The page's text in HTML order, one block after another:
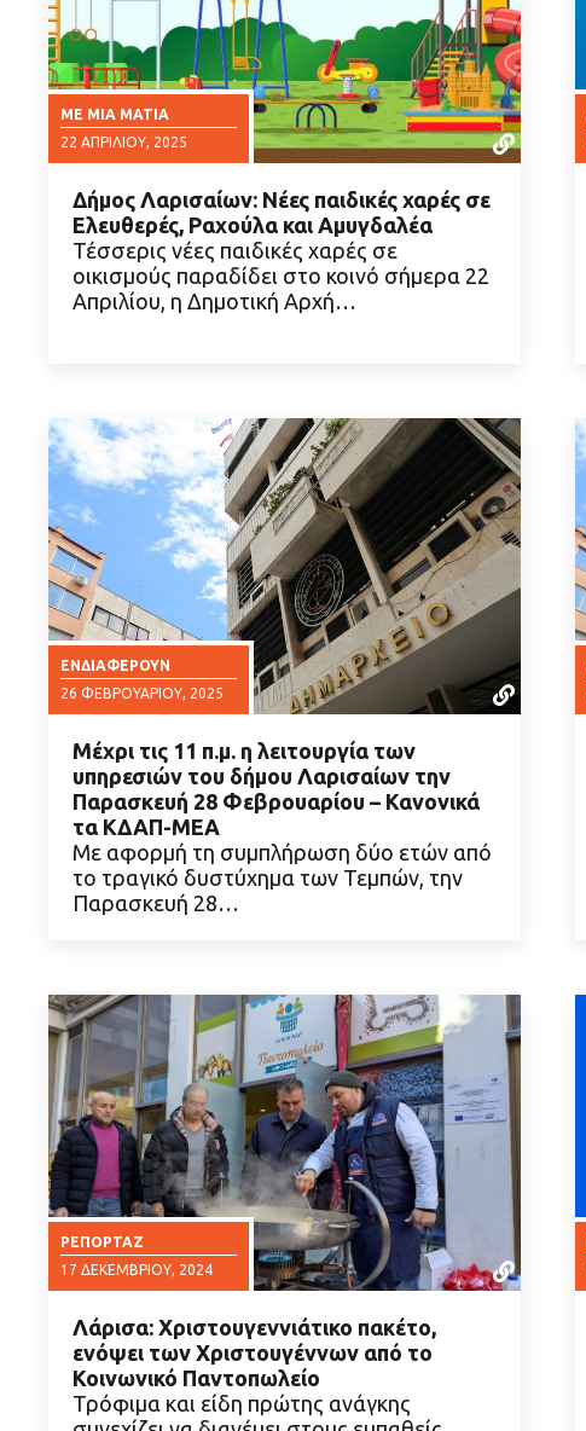
ΜΕ ΜΙΑ ΜΑΤΙΆ
22 ΑΠΡΙΛΊΟΥ, 2025
ΔΙΑΒΑΣΤΕ ΠΕΡΙΣΣΟΤΕΡΑ
Δήμος Λαρισαίων: Νέες παιδικές χαρές σε
Ελευθερές, Ραχούλα και Αμυγδαλέα
Τέσσερις νέες παιδικές χαρές σε
οικισμούς παραδίδει στο κοινό σήμερα 22
Απριλίου, η Δημοτική Αρχή…
ΕΝΔΙΑΦΈΡΟΥΝ
26 ΦΕΒΡΟΥΑΡΊΟΥ, 2025
ΔΙΑΒΑΣΤΕ ΠΕΡΙΣΣΟΤΕΡΑ
Μέχρι τις 11 π.μ. η λειτουργία των
υπηρεσιών του δήμου Λαρισαίων την
Παρασκευή 28 Φεβρουαρίου – Κανονικά
τα ΚΔΑΠ-ΜΕΑ
Με αφορμή τη συμπλήρωση δύο ετών από
το τραγικό δυστύχημα των Τεμπών, την
Παρασκευή 28…
ΡΕΠΟΡΤΆΖ
17 ΔΕΚΕΜΒΡΊΟΥ, 2024
Λάρισα: Χριστουγεννιάτικο πακέτο,
ενόψει των Χριστουγέννων από το
Κοινωνικό Παντοπωλείο
Τρόφιμα και είδη πρώτης ανάγκης